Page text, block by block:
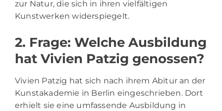
zur Natur, die sich in ihren vielfältigen
Kunstwerken widerspiegelt.
2. Frage: Welche Ausbildung
hat Vivien Patzig genossen?
Vivien Patzig hat sich nach ihrem Abitur an der
Kunstakademie in Berlin eingeschrieben. Dort
erhielt sie eine umfassende Ausbildung in